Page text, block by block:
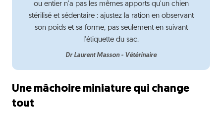
ou entier n'a pas les mêmes apports qu'un chien
stérilisé et sédentaire : ajustez la ration en observant
son poids et sa forme, pas seulement en suivant
l'étiquette du sac.
Dr Laurent Masson - Vétérinaire
Une mâchoire miniature qui change
tout